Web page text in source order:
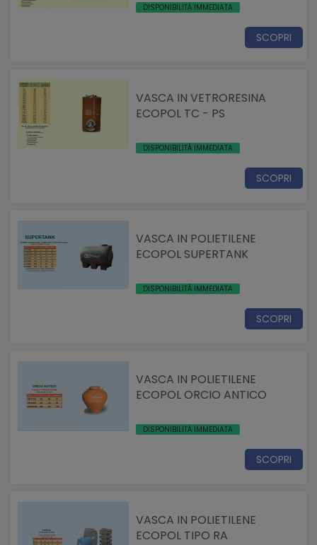
DISPONIBILITÀ IMMEDIATA
SCOPRI
VASCA IN VETRORESINA
ECOPOL TC - PS
DISPONIBILITÀ IMMEDIATA
SCOPRI
VASCA IN POLIETILENE
ECOPOL SUPERTANK
DISPONIBILITÀ IMMEDIATA
SCOPRI
VASCA IN POLIETILENE
ECOPOL ORCIO ANTICO
DISPONIBILITÀ IMMEDIATA
SCOPRI
VASCA IN POLIETILENE
ECOPOL TIPO RA